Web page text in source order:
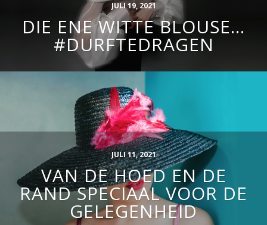
JULI 19, 2021
DIE ENE WITTE BLOUSE…
#DURFTEDRAGEN
JULI 11, 2021
VAN DE HOED EN DE
RAND SPECIAAL VOOR DE
GELEGENHEID